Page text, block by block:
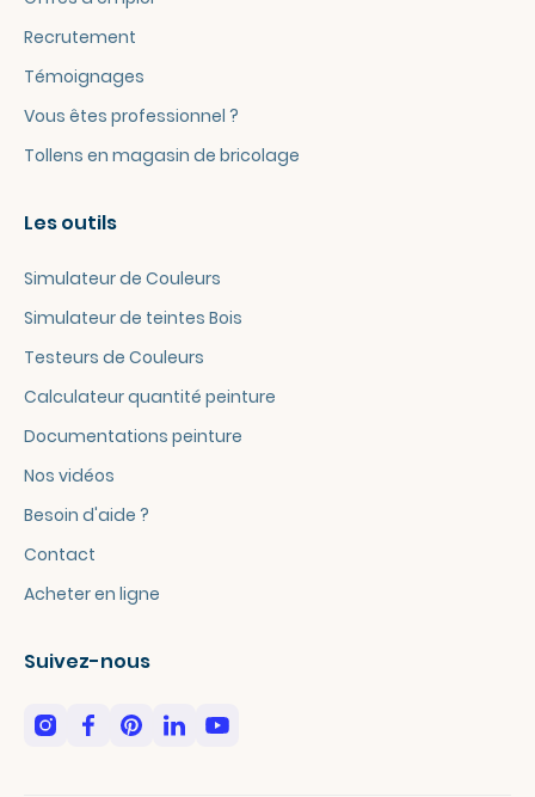
Recrutement
Témoignages
Vous êtes professionnel ?
Tollens en magasin de bricolage
Les outils
Simulateur de Couleurs
Simulateur de teintes Bois
Testeurs de Couleurs
Calculateur quantité peinture
Documentations peinture
Nos vidéos
Besoin d'aide ?
Contact
Acheter en ligne
Suivez-nous